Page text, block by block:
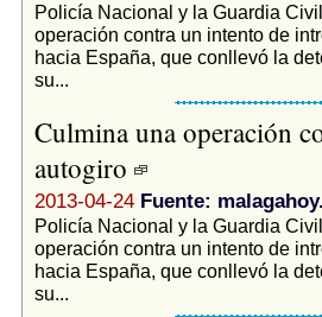
Policía Nacional y la Guardia
operación contra un intento de
hacia España, que conllevó la
su...
Culmina una operación
autogiro
2013-04-24 Fuente:
Policía Nacional y la Guardia
operación contra un intento de
hacia España, que conllevó la
su...